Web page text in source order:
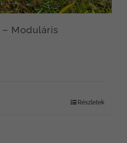
Moduláris
Részletek